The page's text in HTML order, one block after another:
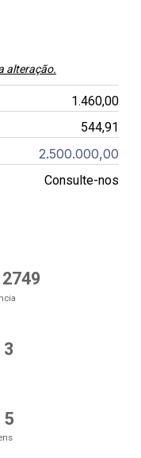
alteração.
1.460,00
544,91
2.500.000,00
Consulte-nos
2749
3
5